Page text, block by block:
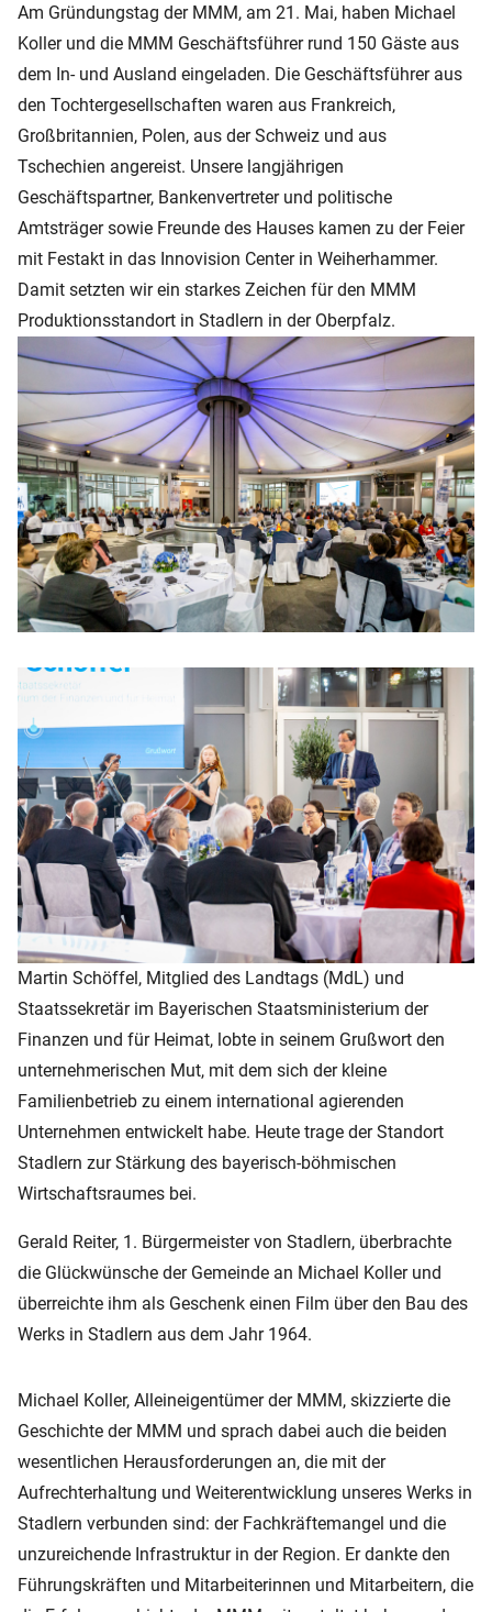
Am Gründungstag der MMM, am 21. Mai, haben Michael
Koller und die MMM Geschäftsführer rund 150 Gäste aus
dem In- und Ausland eingeladen. Die Geschäftsführer aus
den Tochtergesellschaften waren aus Frankreich,
Großbritannien, Polen, aus der Schweiz und aus
Tschechien angereist. Unsere langjährigen
Geschäftspartner, Bankenvertreter und politische
Amtsträger sowie Freunde des Hauses kamen zu der Feier
mit Festakt in das Innovision Center in Weiherhammer.
Damit setzten wir ein starkes Zeichen für den MMM
Produktionsstandort in Stadlern in der Oberpfalz.
Martin Schöffel, Mitglied des Landtags (MdL) und
Staatssekretär im Bayerischen Staatsministerium der
Finanzen und für Heimat, lobte in seinem Grußwort den
unternehmerischen Mut, mit dem sich der kleine
Familienbetrieb zu einem international agierenden
Unternehmen entwickelt habe. Heute trage der Standort
Stadlern zur Stärkung des bayerisch-böhmischen
Wirtschaftsraumes bei.
Gerald Reiter, 1. Bürgermeister von Stadlern, überbrachte
die Glückwünsche der Gemeinde an Michael Koller und
überreichte ihm als Geschenk einen Film über den Bau des
Werks in Stadlern aus dem Jahr 1964.
Michael Koller, Alleineigentümer der MMM, skizzierte die
Geschichte der MMM und sprach dabei auch die beiden
wesentlichen Herausforderungen an, die mit der
Aufrechterhaltung und Weiterentwicklung unseres Werks in
Stadlern verbunden sind: der Fachkräftemangel und die
unzureichende Infrastruktur in der Region. Er dankte den
Führungskräften und Mitarbeiterinnen und Mitarbeitern, die